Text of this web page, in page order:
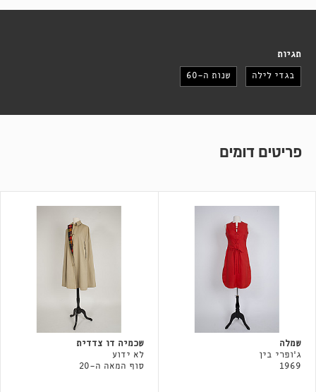
תגיות
בגדי לילה שנות ה-60
פריטים דומים
שמלה
ג'ופרי בין
1969
שכמיה דו צדדית
לא ידוע
סוף המאה ה-20